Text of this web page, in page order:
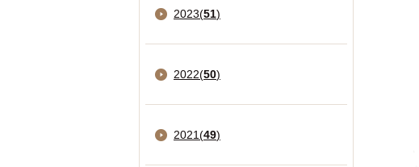
2023(51)
2022(50)
2021(49)